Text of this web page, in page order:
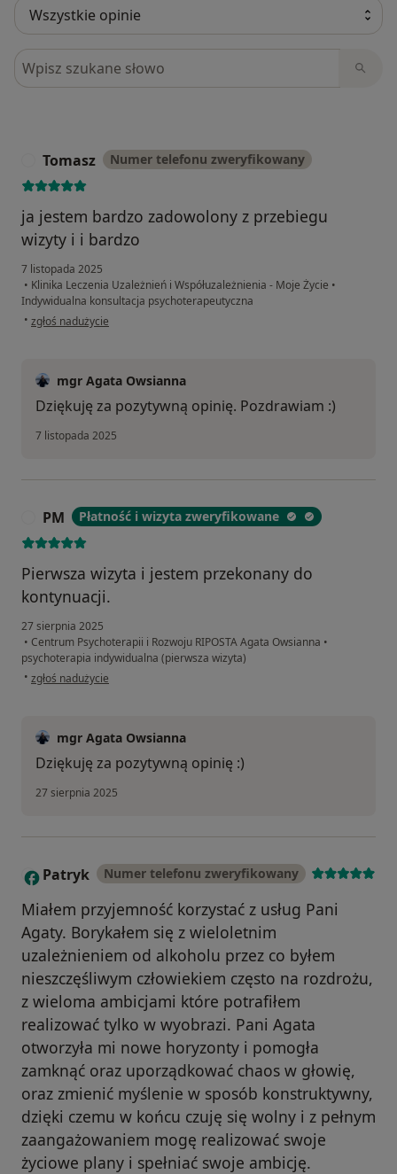
Szukaj w opiniach
Tomasz Numer telefonu zweryfikowany
ja jestem bardzo zadowolony z przebiegu
wizyty i i bardzo
7 listopada 2025
• Klinika Leczenia Uzależnień i Współuzależnienia - Moje Życie •
Indywidualna konsultacja psychoterapeutyczna
• w opinii użytkownika Tomasz
zgłoś nadużycie
mgr Agata Owsianna
Dziękuję za pozytywną opinię. Pozdrawiam :)
7 listopada 2025
PM Płatność i wizyta zweryfikowane
Pierwsza wizyta i jestem przekonany do
kontynuacji.
27 sierpnia 2025
• Centrum Psychoterapii i Rozwoju RIPOSTA Agata Owsianna •
psychoterapia indywidualna (pierwsza wizyta)
• w opinii użytkownika PM
zgłoś nadużycie
mgr Agata Owsianna
Dziękuję za pozytywną opinię :)
27 sierpnia 2025
P Patryk Numer telefonu zweryfikowany
Miałem przyjemność korzystać z usług Pani
Agaty. Borykałem się z wieloletnim
uzależnieniem od alkoholu przez co byłem
nieszczęśliwym człowiekiem często na rozdrożu,
z wieloma ambicjami które potrafiłem
realizować tylko w wyobrazi. Pani Agata
otworzyła mi nowe horyzonty i pomogła
zamknąć oraz uporządkować chaos w głowię,
oraz zmienić myślenie w sposób konstruktywny,
dzięki czemu w końcu czuję się wolny i z pełnym
zaangażowaniem mogę realizować swoje
życiowe plany i spełniać swoje ambicję.